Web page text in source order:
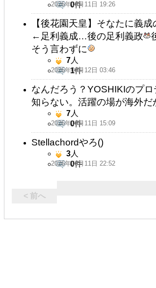
2026年06月11日 19:26
0件
【後花園天皇】そなたに義
←足利義成…後の足利義政
そう言わずに
2026年06月12日 03:46
7人
1件
なんだろう？YOSHIKIのプ
知らない。活躍の場が海外だ
2026年06月11日 15:09
7人
0件
Stellachordやろ()
2026年06月11日 22:52
3人
0件
< 前へ